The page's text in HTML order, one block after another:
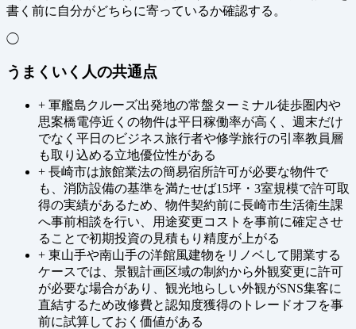
書く前に自分がどちらに寄っているか確認する。
◯
うまくいく人の共通点
+ 軍艦島クルーズ出発地の常盤ターミナル徒歩圏内や
思案橋電停近くの物件は平日稼働率が高く、週末だけ
でなく平日のビジネス旅行者や修学旅行の引率教員層
も取り込める立地優位性がある
+ 長崎市は旅館業法の簡易宿所許可が必要な物件で
も、消防設備の基準を満たせば15坪・3室規模で許可取
得の実績があるため、物件契約前に長崎市生活衛生課
へ事前相談を行い、用途変更コストを事前に確定させ
ることで初期投資の見積もり精度が上がる
+ 東山手や南山手の洋館風建物をリノベして開業する
ケースでは、景観計画区域の制約から外観変更に許可
が必要な場合があり、観光地らしい外観がSNS集客に
直結するため改修費と認知度獲得のトレードオフを事
前に試算しておく価値がある